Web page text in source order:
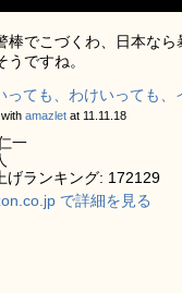
棒でこづくわ、日本な
ですね。
っても、わけいっても、
amazlet at 11.11.18
一
げランキング: 172129
で詳細を見る